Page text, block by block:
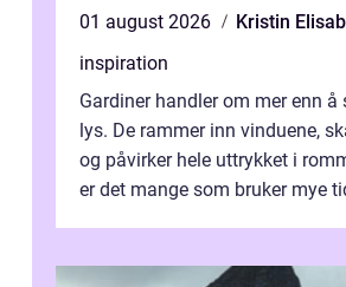
01 august 2026
Kristin
inspiration
Gardiner handler om mer enn å
lys. De rammer inn vinduene,
og påvirker hele uttrykket i
er det mange som bruker mye